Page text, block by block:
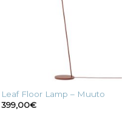
Leaf Floor Lamp – Muuto
399,00€